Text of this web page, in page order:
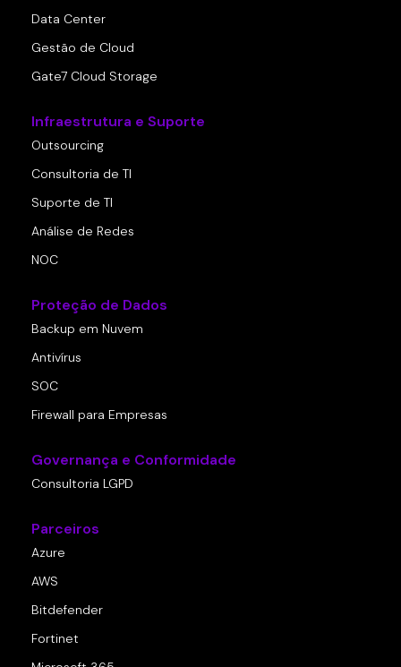
Data Center
Gestão de Cloud
Gate7 Cloud Storage
Infraestrutura e Suporte
Outsourcing
Consultoria de TI
Suporte de TI
Análise de Redes
NOC
Proteção de Dados
Backup em Nuvem
Antivírus
SOC
Firewall para Empresas
Governança e Conformidade
Consultoria LGPD
Parceiros
Azure
AWS
Bitdefender
Fortinet